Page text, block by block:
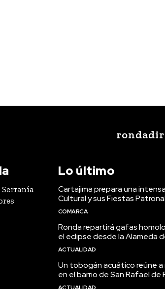
Lo último
Cartajima prepara una
Cultural y sus Fiestas
COMARCA
Ronda repartirá gafas
el eclipse desde la Alameda
ACTUALIDAD
Un tobogán acuático reúne a
en el barrio de San Rafael de